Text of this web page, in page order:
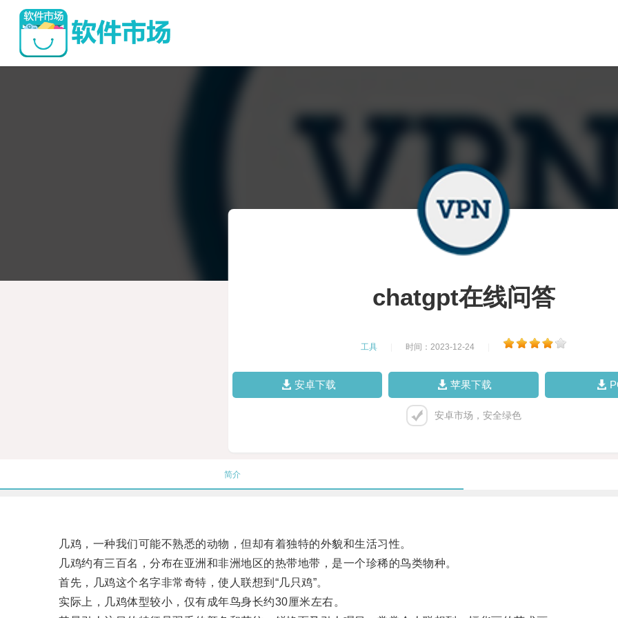
chatgpt在线问答
工具 时间：2023-12-24
安卓下载 苹果下载
安卓市场，安全绿色
简介
几鸡，一种我们可能不熟悉的动物，但却有着独特的外貌和生活习性。
几鸡约有三百名，分布在亚洲和非洲地区的热带地带，是一个珍稀的鸟类物种。
首先，几鸡这个名字非常奇特，使人联想到“几只鸡”。
实际上，几鸡体型较小，仅有成年鸟身长约30厘米左右。